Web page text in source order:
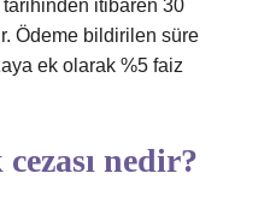
itibaren 30
Ödeme bildirilen süre
ek olarak %5 faiz
nedir?